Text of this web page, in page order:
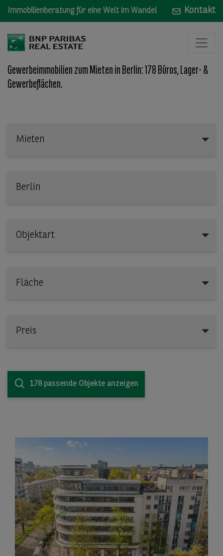
Immobilienberatung für eine Welt im Wandel Kontakt
Gewerbeimmobilien zum Mieten in Berlin: 178 Büros, Lager- &
Gewerbeflächen.
Mieten
Objektart
Fläche
Preis
178 passende Objekte anzeigen